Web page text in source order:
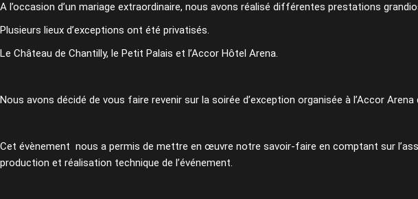
A l’occasion d’un mariage extraordinaire, nous avons réalisé différentes prestations
Plusieurs lieux d’exceptions ont été privatisés.
Le Château de Chantilly, le Petit Palais et l’Accor Hôtel Arena.
Nous avons décidé de vous faire revenir sur la soirée d’exception organisée à l’Accor Arena
Cet évènement nous a permis de mettre en œuvre notre savoir-faire en comptant sur
production et réalisation technique de l’événement.